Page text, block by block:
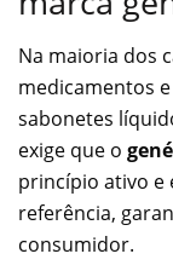
Na maioria dos
medicamentos
sabonetes
exige que o
princípio ativo e
referência,
consumidor.